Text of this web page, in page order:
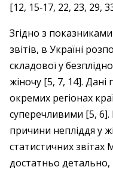
[12, 15‑17, 22, 23, 29,
Згідно з
звітів, в Україні
складової у
жіночу [5, 7, 14]. Дані
окремих регіонах
суперечливими [5,
причини непліддя у
статистичних звітах
достатньо